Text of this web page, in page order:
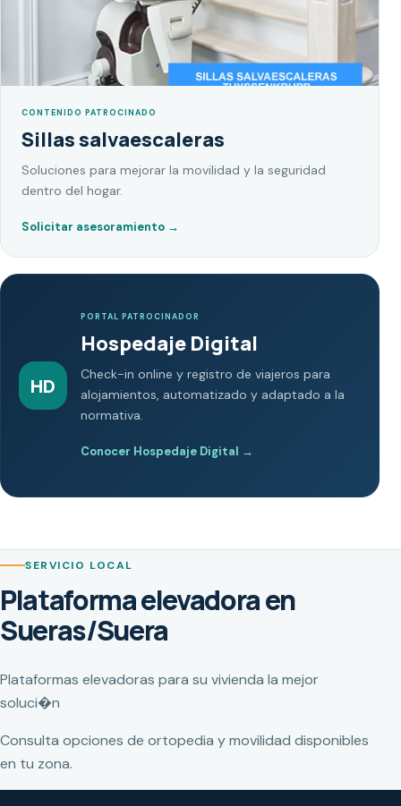
CONTENIDO PATROCINADO
Sillas salvaescaleras
Soluciones para mejorar la movilidad y la seguridad
dentro del hogar.
Solicitar asesoramiento →
HD
PORTAL PATROCINADOR
Hospedaje Digital
Check-in online y registro de viajeros para
alojamientos, automatizado y adaptado a la
normativa.
Conocer Hospedaje Digital →
SERVICIO LOCAL
Plataforma elevadora en
Sueras/Suera
Plataformas elevadoras para su vivienda la mejor
soluci�n
Consulta opciones de ortopedia y movilidad disponibles
en tu zona.